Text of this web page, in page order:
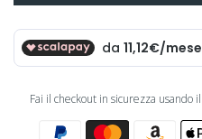
Fai il checkout in sicurezza